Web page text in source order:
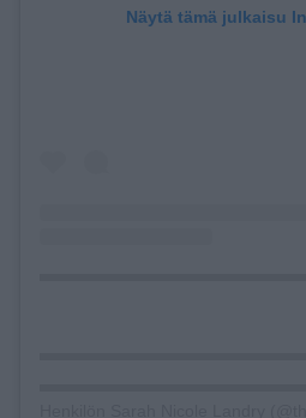
Näytä tämä julkaisu